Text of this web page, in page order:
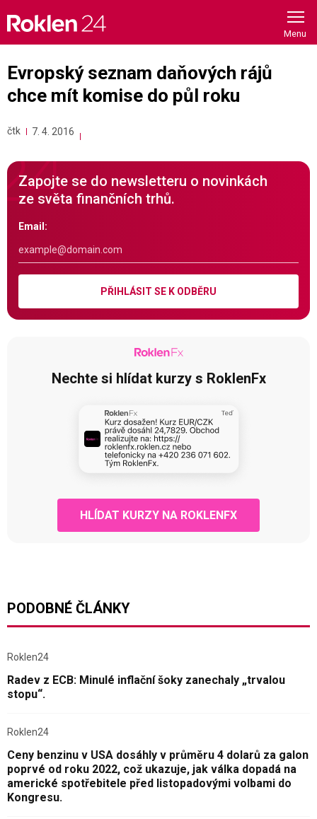
content
Evropský seznam daňových rájů
chce mít komise do půl roku
čtk 7. 4. 2016
Zapojte se do newsletteru o novinkách
ze světa finančních trhů.
Email:
PŘIHLÁSIT SE K ODBĚRU
Nechte si hlídat kurzy s RoklenFx
HLÍDAT KURZY NA ROKLENFX
PODOBNÉ ČLÁNKY
Roklen24
Radev z ECB: Minulé inflační šoky zanechaly „trvalou
stopu“.
Roklen24
Ceny benzinu v USA dosáhly v průměru 4 dolarů za galon
poprvé od roku 2022, což ukazuje, jak válka dopadá na
americké spotřebitele před listopadovými volbami do
Kongresu.